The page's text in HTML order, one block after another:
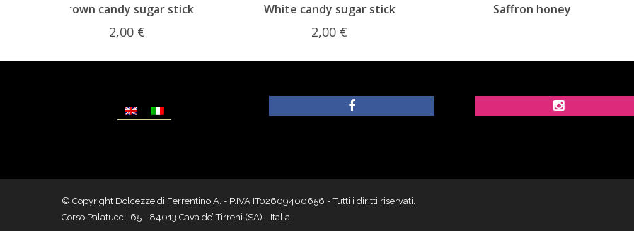
White candy sugar stick Saffron honey Chili honey
© Copyright Dolcezze di Ferrentino A. - P.IVA IT02609400656 - Tutti i diritti riservati.
Corso Palatucci, 65 - 84013 Cava de’ Tirreni (SA) - Italia